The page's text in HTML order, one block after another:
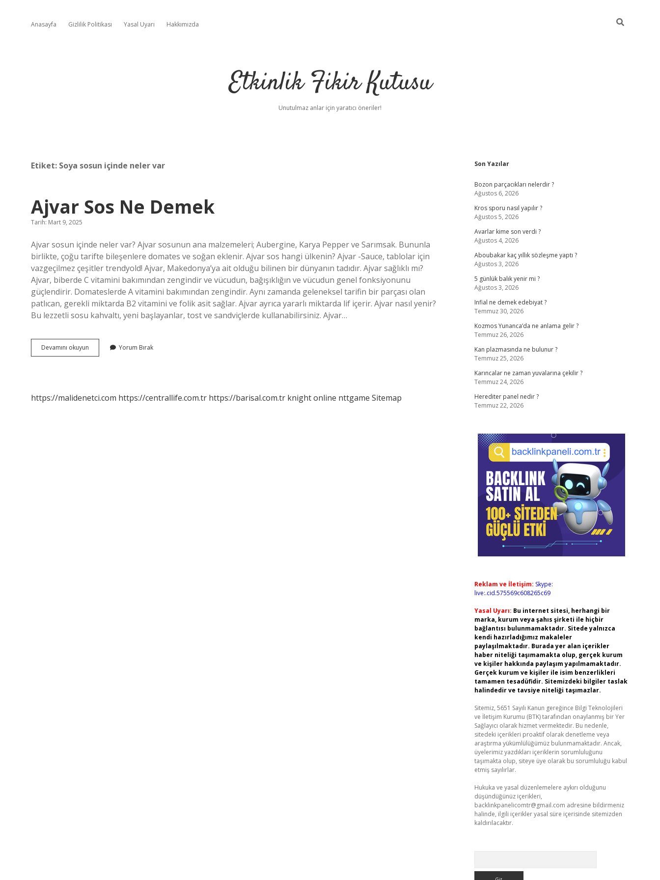
Anasayfa Gizlilik Politikası Yasal Uyarı Hakkımızda
Etkinlik Fikir Kutusu
Unutulmaz anlar için yaratıcı öneriler!
Etiket: Soya sosun içinde neler var
Ajvar Sos Ne Demek
Tarih: Mart 9, 2025
Ajvar sosun içinde neler var? Ajvar sosunun ana malzemeleri; Aubergine, Karya Pepper ve Sarımsak. Bununla
birlikte, çoğu tarifte bileşenlere domates ve soğan eklenir. Ajvar sos hangi ülkenin? Ajvar -Sauce, tablolar için
vazgeçilmez çeşitler trendyold! Ajvar, Makedonya’ya ait olduğu bilinen bir dünyanın tadıdır. Ajvar sağlıklı mı?
Ajvar, biberde C vitamini bakımından zengindir ve vücudun, bağışıklığın ve vücudun genel fonksiyonunu
güçlendirir. Domateslerde A vitamini bakımından zengindir. Aynı zamanda geleneksel tarifin bir parçası olan
patlıcan, gerekli miktarda B2 vitamini ve folik asit sağlar. Ajvar ayrıca yararlı miktarda lif içerir. Ajvar nasıl yenir?
Bu lezzetli sosu kahvaltı, yeni başlayanlar, tost ve sandviçlerde kullanabilirsiniz. Ajvar…
Devamını okuyun
Sos
Yorum Bırak
https://malidenetci.com https://centrallife.com.tr https://barisal.com.tr knight online nttgame Sitemap
Sidebar
Son Yazılar
Bozon parçacıkları nelerdir ?
Ağustos 6, 2026
Kros sporu nasıl yapılır ?
Ağustos 5, 2026
Avarlar kime son verdi ?
Ağustos 4, 2026
Aboubakar kaç yıllık sözleşme yaptı ?
Ağustos 3, 2026
5 günlük balık yenir mi ?
Ağustos 3, 2026
Infial ne demek edebiyat ?
Temmuz 30, 2026
Kozmos Yunanca’da ne anlama gelir ?
Temmuz 26, 2026
Kan plazmasında ne bulunur ?
Temmuz 25, 2026
Karıncalar ne zaman yuvalarına çekilir ?
Temmuz 24, 2026
Herediter panel nedir ?
Temmuz 22, 2026
Reklam ve İletişim: Skype:
live:.cid.575569c608265c69
Yasal Uyarı: Bu internet sitesi, herhangi bir
marka, kurum veya şahıs şirketi ile hiçbir
bağlantısı bulunmamaktadır. Sitede yalnızca
kendi hazırladığımız makaleler
paylaşılmaktadır. Burada yer alan içerikler
haber niteliği taşımamakta olup, gerçek kurum
ve kişiler hakkında paylaşım yapılmamaktadır.
Gerçek kurum ve kişiler ile isim benzerlikleri
tamamen tesadüfidir. Sitemizdeki bilgiler taslak
halindedir ve tavsiye niteliği taşımazlar.
Sitemiz, 5651 Sayılı Kanun gereğince Bilgi Teknolojileri
ve İletişim Kurumu (BTK) tarafından onaylanmış bir Yer
Sağlayıcı olarak hizmet vermektedir. Bu nedenle,
sitedeki içerikleri proaktif olarak denetleme veya
araştırma yükümlülüğümüz bulunmamaktadır. Ancak,
üyelerimiz yazdıkları içeriklerin sorumluluğunu
taşımakta olup, siteye üye olarak bu sorumluluğu kabul
etmiş sayılırlar.
Hukuka ve yasal düzenlemelere aykırı olduğunu
düşündüğünüz içerikleri,
backlinkpanelicomtr@gmail.com adresine bildirmeniz
halinde, ilgili içerikler yasal süre içerisinde sitemizden
kaldırılacaktır.